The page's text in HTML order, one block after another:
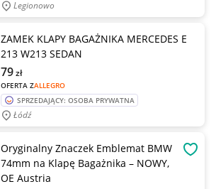
Legionowo
ZAMEK KLAPY BAGAŻNIKA MERCEDES E
213 W213 SEDAN
OFERTA ZALLEGRO
79zł
SPRZEDAJĄCY: OSOBA PRYWATNA
Łódź
Oryginalny Znaczek Emblemat BMW
74mm na Klapę Bagażnika – NOWY,
OE Austria